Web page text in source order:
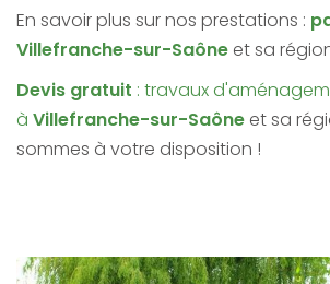
En savoir plus sur nos prestations :
Villefranche-sur-Saône et sa
Devis gratuit : travaux
à Villefranche-sur-Saône et sa
sommes à votre disposition !